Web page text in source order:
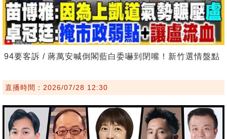
94要客訴 / 蔣萬安喊倒閣藍白委嚇到閉嘴！新竹選情盤點
直播時間：2026/07/28 12:30